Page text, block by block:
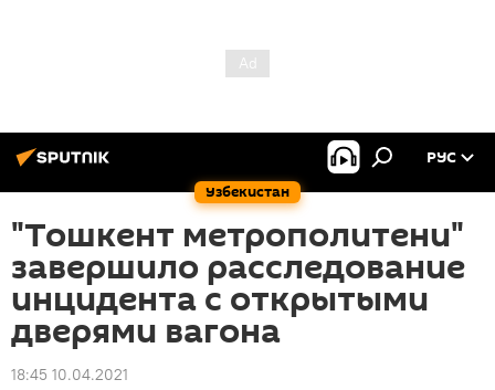
Узбекистан
РУС
"Тошкент метрополитени"
завершило расследование
инцидента с открытыми
дверями вагона
18:45 10.04.2021